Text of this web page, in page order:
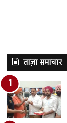
ताज़ा समाचार